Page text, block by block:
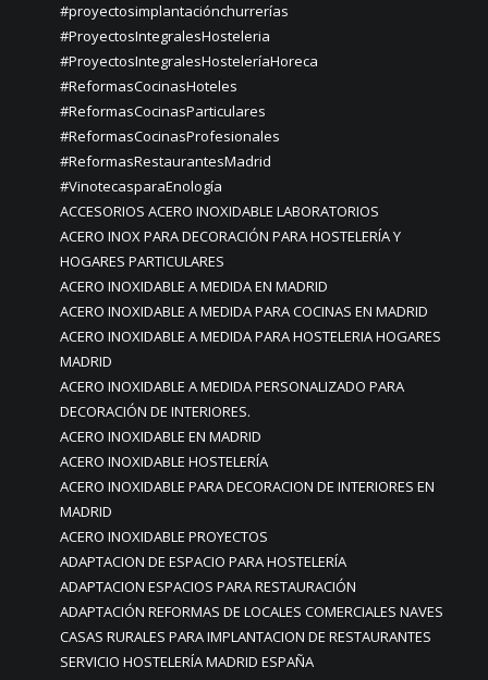
#proyectosimplantaciónchurrerías
#ProyectosIntegralesHosteleria
#ProyectosIntegralesHosteleríaHoreca
#ReformasCocinasHoteles
#ReformasCocinasParticulares
#ReformasCocinasProfesionales
#ReformasRestaurantesMadrid
#VinotecasparaEnología
ACCESORIOS ACERO INOXIDABLE LABORATORIOS
ACERO INOX PARA DECORACIÓN PARA HOSTELERÍA Y
HOGARES PARTICULARES
ACERO INOXIDABLE A MEDIDA EN MADRID
ACERO INOXIDABLE A MEDIDA PARA COCINAS EN MADRID
ACERO INOXIDABLE A MEDIDA PARA HOSTELERIA HOGARES
MADRID
ACERO INOXIDABLE A MEDIDA PERSONALIZADO PARA
DECORACIÓN DE INTERIORES.
ACERO INOXIDABLE EN MADRID
ACERO INOXIDABLE HOSTELERÍA
ACERO INOXIDABLE PARA DECORACION DE INTERIORES EN
MADRID
ACERO INOXIDABLE PROYECTOS
ADAPTACION DE ESPACIO PARA HOSTELERÍA
ADAPTACION ESPACIOS PARA RESTAURACIÓN
ADAPTACIÓN REFORMAS DE LOCALES COMERCIALES NAVES
CASAS RURALES PARA IMPLANTACION DE RESTAURANTES
SERVICIO HOSTELERÍA MADRID ESPAÑA